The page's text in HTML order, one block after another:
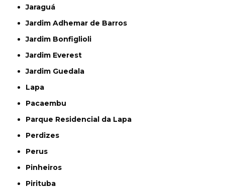
Jaraguá
Jardim Adhemar de Barros
Jardim Bonfiglioli
Jardim Everest
Jardim Guedala
Lapa
Pacaembu
Parque Residencial da Lapa
Perdizes
Perus
Pinheiros
Pirituba